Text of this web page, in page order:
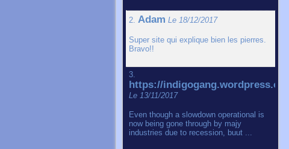
2. Adam Le 18/12/2017
Super site qui explique bien les pierres.
Bravo!!
3.
https://indigogang.wordpress.com
Le 13/11/2017
Even though a slowdown operational is
now being gone through by majy
industries due to recession, buut ...